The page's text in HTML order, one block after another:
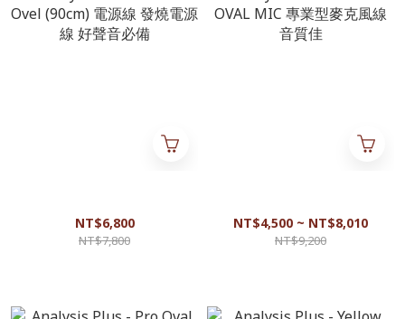
聲音必備
NT$6,800
NT$7,800
NT$4,500 ~ NT$8,010
NT$9,200